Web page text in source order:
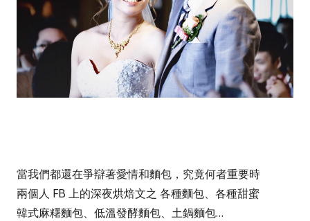
當我們都還在爭辯著愛情和麵包，究竟何者重要時
兩個人 FB 上的深夜烘焙文之 各種麵包、各種甜蜜
韓式麻糬麵包、低溫發酵麵包、土鍋麵包…